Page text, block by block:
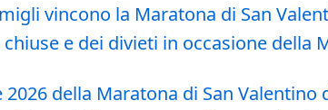
vincono la Maratona di San
e dei divieti in occasione
della Maratona di San